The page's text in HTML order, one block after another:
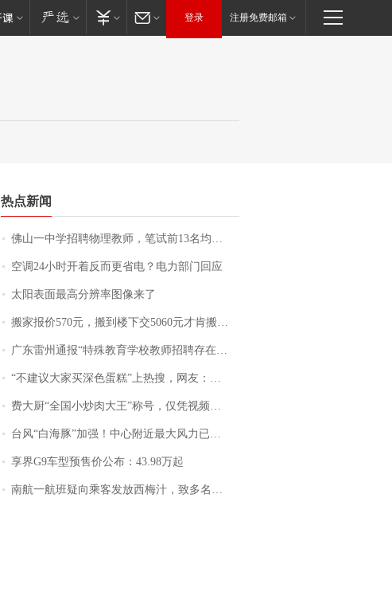
登录 注册免费邮箱
热点新闻
佛山一中学招聘物理教师，笔试前13名均遭淘汰？教育局：已叫停招聘，成立调查组全面核查
空调24小时开着反而更省电？电力部门回应
太阳表面最高分辨率图像来了
搬家报价570元，搬到楼下交5060元才肯搬上楼！女子傻眼了……
广东雷州通报“特殊教育学校教师招聘存在违规行为”：已启动问责程序 副校长被停职
“不建议大家买深色蛋糕”上热搜，网友：天塌了！
费大厨“全国小炒肉大王”称号，仅凭视频评出？中国烹饪协会回应
台风“白海豚”加强！中心附近最大风力已达15级 最新研判
享界G9车型预售价公布：43.98万起
南航一航班疑向乘客发放西梅汁，致多名乘客在飞行途中排队上厕所！乘客：机上100多人只有2个厕所；客服回应：并非每架飞机都会发放西梅汁